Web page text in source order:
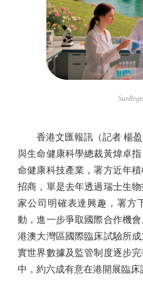
香港文匯報訊（記者 楊盈
與生命健康科學總裁黃煒卓
命健康科技產業，署方近年
招商，單是去年透過瑞士生
家公司明確表達興趣，署方
動，進一步爭取國際合作機
港澳大灣區國際臨床試驗所
實世界數據及監管制度逐步
中，約六成有意在港開展臨床